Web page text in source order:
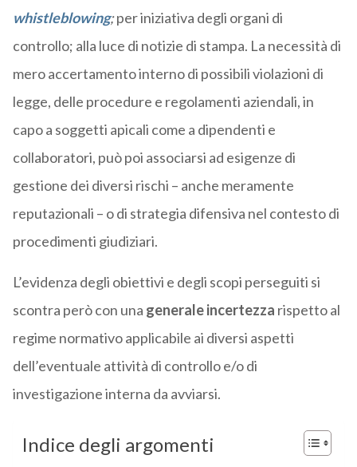
whistleblowing;per iniziativa degli organi di
controllo; alla luce di notizie di stampa. La necessità di
mero accertamento interno di possibili violazioni di
legge, delle procedure e regolamenti aziendali, in
capo a soggetti apicali come a dipendenti e
collaboratori, può poi associarsi ad esigenze di
gestione dei diversi rischi – anche meramente
reputazionali – o di strategia difensiva nel contesto di
procedimenti giudiziari.
L’evidenza degli obiettivi e degli scopi perseguiti si
scontra però con una generale incertezza rispetto al
regime normativo applicabile ai diversi aspetti
dell’eventuale attività di controllo e/o di
investigazione interna da avviarsi.
Indice degli argomenti